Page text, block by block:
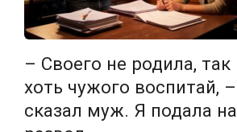
– Своего не родила, так
хоть чужого воспитай, –
сказал муж. Я подала на